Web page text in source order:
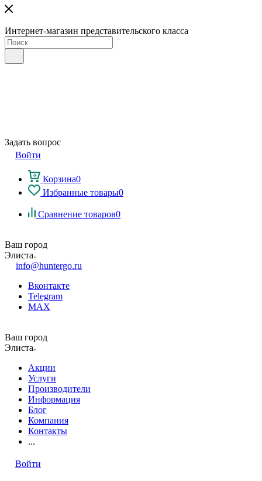
Интернет-магазин представительского класса
Задать вопрос
Войти
Корзина0
Избранные товары0
Сравнение товаров0
Ваш город
Элиста
info@huntergo.ru
Вконтакте
Telegram
MAX
Ваш город
Элиста
Акции
Услуги
Производители
Информация
Блог
Компания
Контакты
...
Войти